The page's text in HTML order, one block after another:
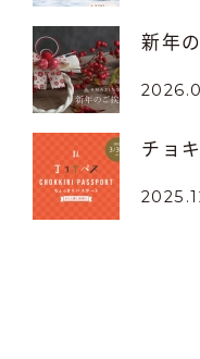
新年
チョ